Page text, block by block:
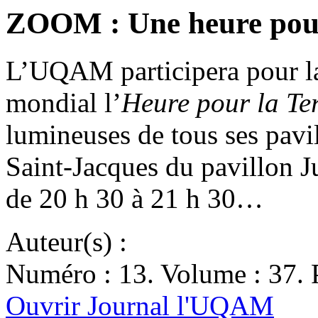
ZOOM : Une heure
L’UQAM participera pour
mondial l’Heure pour la
lumineuses de tous ses
Saint-Jacques du pavillon
de 20 h 30 à 21 h 30…
Auteur(s) :
Numéro : 13. Volume : 37.
Ouvrir Journal l'UQAM